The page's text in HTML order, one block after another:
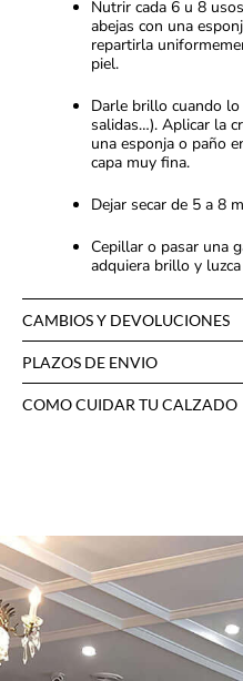
Nutrir cada 6 u 8
abejas con una
repartirla
piel.
Darle brillo cuando lo
salidas…). Aplicar la
una esponja o paño
capa muy fina.
Dejar secar de 5 a 8
Cepillar o pasar una
adquiera brillo y
CAMBIOS Y DEVOLUCIONES
PLAZOS DE ENVIO
COMO CUIDAR TU CALZADO